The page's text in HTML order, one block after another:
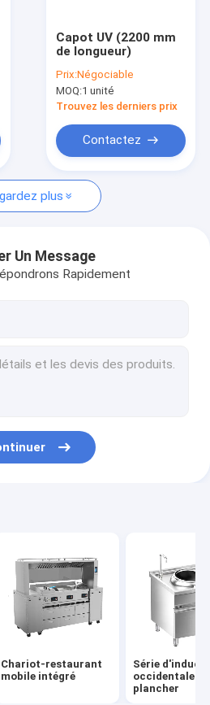
intégrés
de plancher
de plancher
Capot UV (2200 mm
de longueur)
Prix:Négociable
MOQ:1 unité
Trouvez les derniers prix
Contactez
plus
Un Message
Rapidement
Chariot-restaurant
mobile intégré
Série
occidentale de
plancher